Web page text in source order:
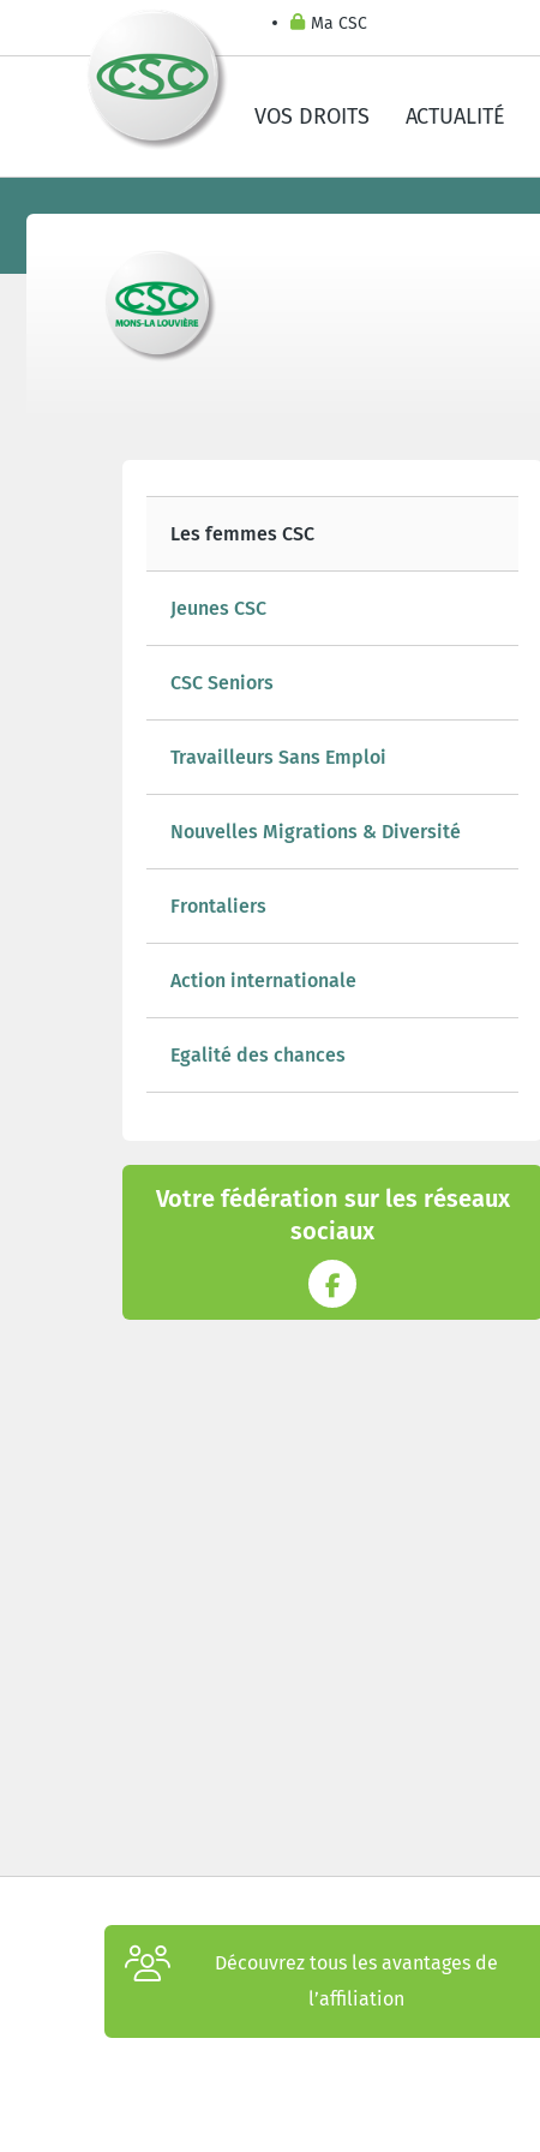
Ma CSC
VOS DROITS ACTUALITÉ
Les femmes CSC
Jeunes CSC
CSC Seniors
Travailleurs Sans Emploi
Nouvelles Migrations & Diversité
Frontaliers
Action internationale
Egalité des chances
Votre fédération sur les réseaux
sociaux
Découvrez tous les avantages de
l’affiliation